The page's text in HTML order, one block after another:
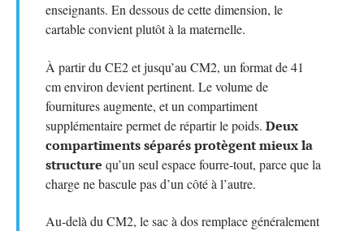
enseignants. En dessous de cette dimension, le
cartable convient plutôt à la maternelle.
À partir du CE2 et jusqu’au CM2, un format de 41
cm environ devient pertinent. Le volume de
fournitures augmente, et un compartiment
supplémentaire permet de répartir le poids. Deux
compartiments séparés protègent mieux la
structure qu’un seul espace fourre-tout, parce que la
charge ne bascule pas d’un côté à l’autre.
Au-delà du CM2, le sac à dos remplace généralement